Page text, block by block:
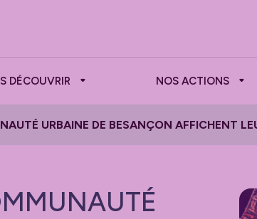
DÉCOUVRIR NOS ACTIONS
URBAINE DE BESANÇON AFFICHENT